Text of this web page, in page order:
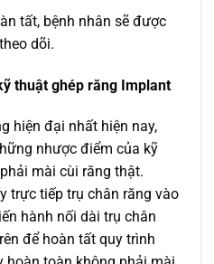
tất, bệnh nhân sẽ được
dõi.
thuật ghép răng Implant
hiện đại nhất hiện nay,
nhược điểm của kỹ
mài cùi răng thật.
trực tiếp trụ chân răng vào
hành nối dài trụ chân
để hoàn tất quy trình